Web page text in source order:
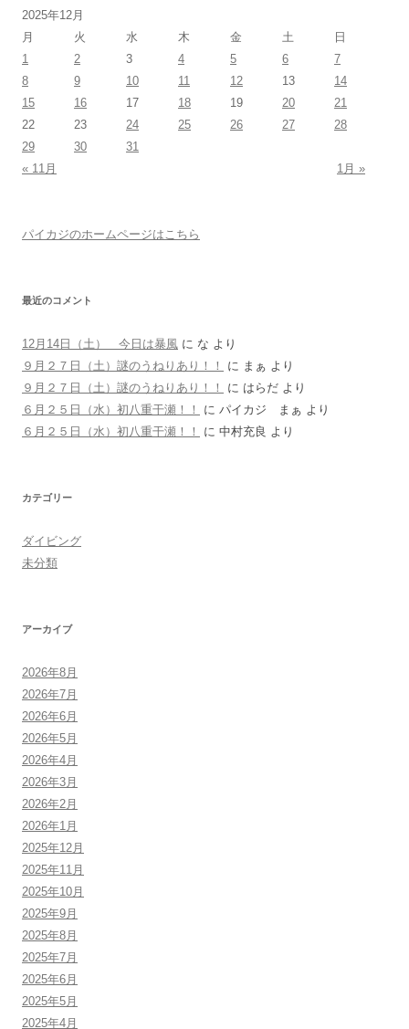
2025年12月
月
火 水 木 金 土
日
1
2 3 4 5 6
7
8
9 10 11 12 13
14
15
16 17 18 19 20
21
22
23 24 25 26 27
28
29
30
31
« 11月
1月 »
パイカジのホームページはこちら
最近のコメント
12月14日（土） 今日は暴風 に な より
９月２７日（土）謎のうねりあり！！
に まぁ より
９月２７日（土）謎のうねりあり！！
に はらだ より
６月２５日（水）初八重干瀬！！
に パイカジ まぁ より
６月２５日（水）初八重干瀬！！
に 中村充良 より
カテゴリー
ダイビング
未分類
アーカイブ
2026年8月
2026年7月
2026年6月
2026年5月
2026年4月
2026年3月
2026年2月
2026年1月
2025年12月
2025年11月
2025年10月
2025年9月
2025年8月
2025年7月
2025年6月
2025年5月
2025年4月